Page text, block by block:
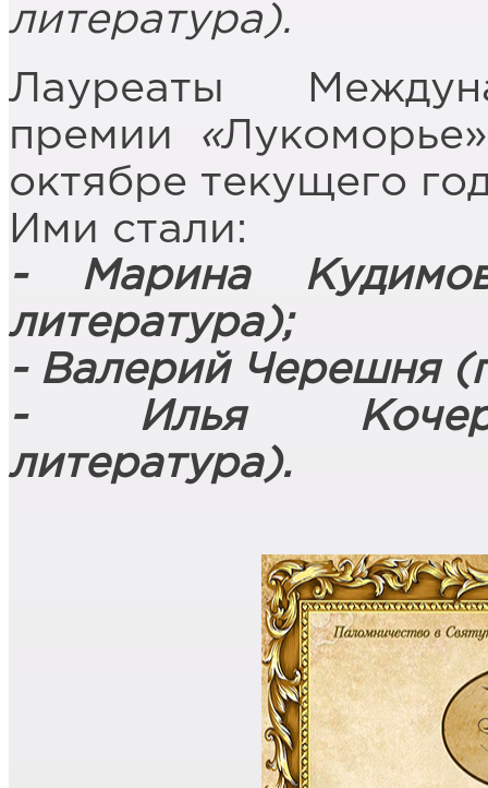
литература).
Лауреаты
премии
«
октябре текущего
Ими стали:
- Марина
литература);
- Валерий Черешня
- Илья
литература).